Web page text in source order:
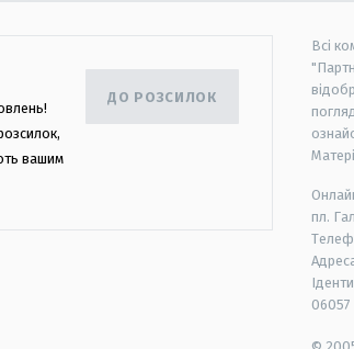
вашим
ДО РОЗСИЛОК
Всі
пл.
06057